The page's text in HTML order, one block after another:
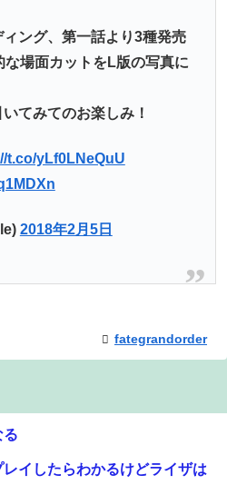
ング、第一話より3種発売
な場面カットをL版の写真に
てみてのお楽しみ！
t.co/yLf0LNeQuU
2018年2月5日
fategrandorder
る
レイしたらわかるけどライザは